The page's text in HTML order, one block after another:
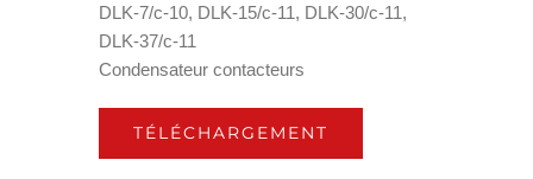
DLK-7/c-10, DLK-15/c-11, DLK-30/c-11,
DLK-37/c-11
Condensateur contacteurs
TÉLÉCHARGEMENT